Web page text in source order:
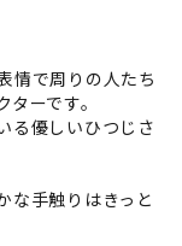
情で周りの人たち
ーです。
る優しいひつじさ
な手触りはきっと